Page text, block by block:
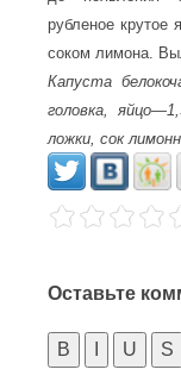
рубленое крутое
соком лимона.
Капуста
головка,
ложки, сок
Оставьте
B U S